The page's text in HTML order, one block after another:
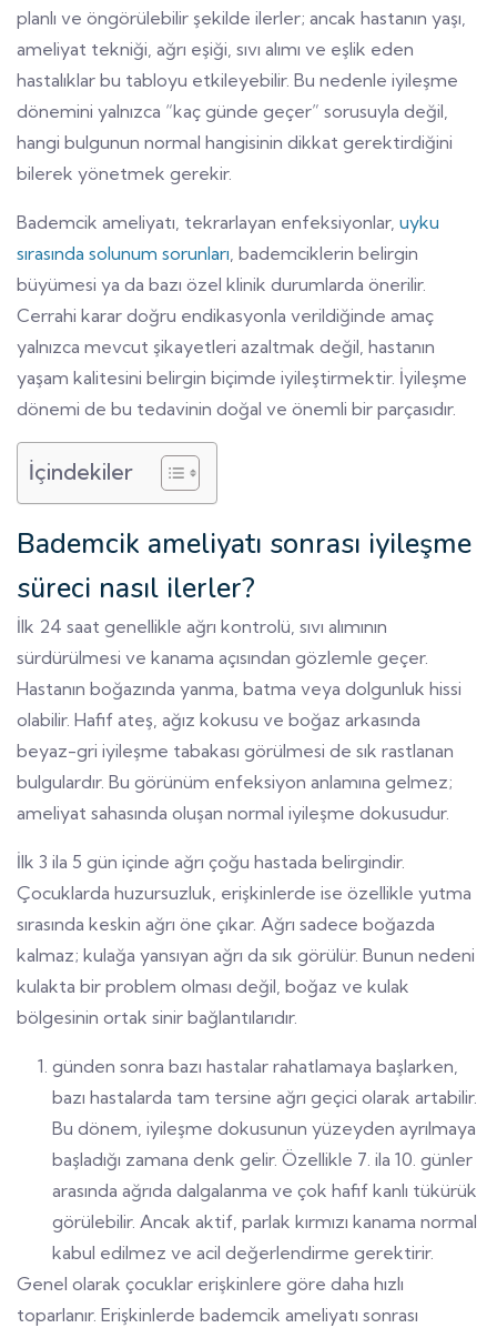
planlı ve öngörülebilir şekilde ilerler; ancak hastanın yaşı,
ameliyat tekniği, ağrı eşiği, sıvı alımı ve eşlik eden
hastalıklar bu tabloyu etkileyebilir. Bu nedenle iyileşme
dönemini yalnızca “kaç günde geçer” sorusuyla değil,
hangi bulgunun normal hangisinin dikkat gerektirdiğini
bilerek yönetmek gerekir.
Bademcik ameliyatı, tekrarlayan enfeksiyonlar, uyku
sırasında solunum sorunları, bademciklerin belirgin
büyümesi ya da bazı özel klinik durumlarda önerilir.
Cerrahi karar doğru endikasyonla verildiğinde amaç
yalnızca mevcut şikayetleri azaltmak değil, hastanın
yaşam kalitesini belirgin biçimde iyileştirmektir. İyileşme
dönemi de bu tedavinin doğal ve önemli bir parçasıdır.
İçindekiler
Bademcik ameliyatı sonrası iyileşme
süreci nasıl ilerler?
İlk 24 saat genellikle ağrı kontrolü, sıvı alımının
sürdürülmesi ve kanama açısından gözlemle geçer.
Hastanın boğazında yanma, batma veya dolgunluk hissi
olabilir. Hafif ateş, ağız kokusu ve boğaz arkasında
beyaz-gri iyileşme tabakası görülmesi de sık rastlanan
bulgulardır. Bu görünüm enfeksiyon anlamına gelmez;
ameliyat sahasında oluşan normal iyileşme dokusudur.
İlk 3 ila 5 gün içinde ağrı çoğu hastada belirgindir.
Çocuklarda huzursuzluk, erişkinlerde ise özellikle yutma
sırasında keskin ağrı öne çıkar. Ağrı sadece boğazda
kalmaz; kulağa yansıyan ağrı da sık görülür. Bunun nedeni
kulakta bir problem olması değil, boğaz ve kulak
bölgesinin ortak sinir bağlantılarıdır.
günden sonra bazı hastalar rahatlamaya başlarken,
bazı hastalarda tam tersine ağrı geçici olarak artabilir.
Bu dönem, iyileşme dokusunun yüzeyden ayrılmaya
başladığı zamana denk gelir. Özellikle 7. ila 10. günler
arasında ağrıda dalgalanma ve çok hafif kanlı tükürük
görülebilir. Ancak aktif, parlak kırmızı kanama normal
kabul edilmez ve acil değerlendirme gerektirir.
Genel olarak çocuklar erişkinlere göre daha hızlı
toparlanır. Erişkinlerde bademcik ameliyatı sonrası